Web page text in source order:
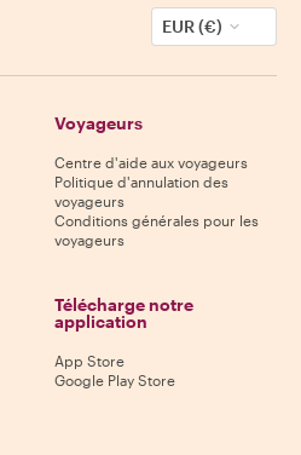
EUR (€)
Voyageurs
Centre d'aide aux voyageurs
Politique d'annulation des
voyageurs
Conditions générales pour les
voyageurs
Télécharge notre
application
App Store
Google Play Store